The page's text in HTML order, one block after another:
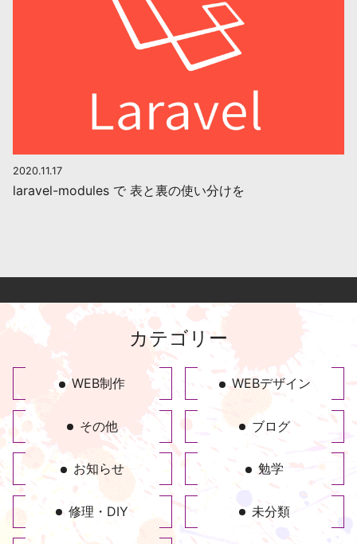
2020.11.17
laravel-modules で 表と裏の使い分けを
カテゴリー
WEB制作 WEBデザイン
その他 ブログ
お知らせ 勉学
修理・DIY 未分類